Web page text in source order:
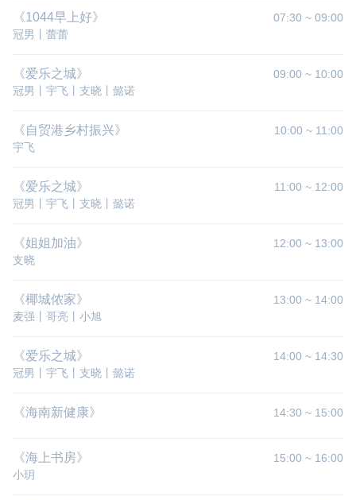
《1044早上好》 07:30 ~ 09:00
冠男丨蕾蕾
《爱乐之城》 09:00 ~ 10:00
冠男丨宇飞丨支晓丨懿诺
《自贸港乡村振兴》 10:00 ~ 11:00
宇飞
《爱乐之城》 11:00 ~ 12:00
冠男丨宇飞丨支晓丨懿诺
《姐姐加油》 12:00 ~ 13:00
支晓
《椰城侬家》 13:00 ~ 14:00
麦强丨哥亮丨小旭
《爱乐之城》 14:00 ~ 14:30
冠男丨宇飞丨支晓丨懿诺
《海南新健康》 14:30 ~ 15:00
《海上书房》 15:00 ~ 16:00
小玥